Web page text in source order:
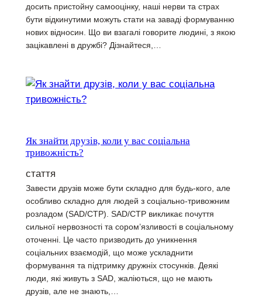
досить пристойну самооцінку, наші нерви та страх
бути відкинутими можуть стати на заваді формуванню
нових відносин. Що ви взагалі говорите людині, з якою
зацікавлені в дружбі? Дізнайтеся,…
Як знайти друзів, коли у вас соціальна
тривожність?
стаття
Завести друзів може бути складно для будь-кого, але
особливо складно для людей з соціально-тривожним
розладом (SAD/СТР). SAD/СТР викликає почуття
сильної нервозності та сором’язливості в соціальному
оточенні. Це часто призводить до уникнення
соціальних взаємодій, що може ускладнити
формування та підтримку дружніх стосунків. Деякі
люди, які живуть з SAD, жаліються, що не мають
друзів, але не знають,…